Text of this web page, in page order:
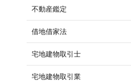
不動産鑑定
借地借家法
宅地建物取引士
宅地建物取引業